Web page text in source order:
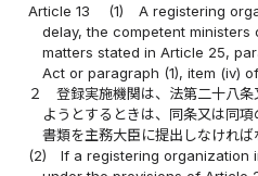
Article 13
(1)
A registering
delay, the competent
matters stated in Article 25,
Act or paragraph (1), item (iv)
２
登録実施機関は、法第二十八
ようとするときは、同条又は同
書類を主務大臣に提出しなければ
(2)
If a registering organization